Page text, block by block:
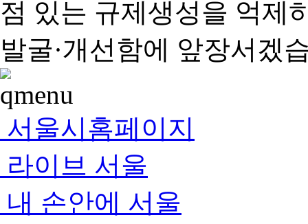
점 있는 규제생성을 억제
발굴·개선함에 앞장서겠
서울시홈페이지
라이브 서울
내 손안에 서울